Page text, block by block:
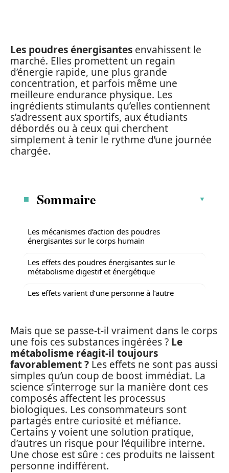
Les poudres énergisantes envahissent le
marché. Elles promettent un regain
d’énergie rapide, une plus grande
concentration, et parfois même une
meilleure endurance physique. Les
ingrédients stimulants qu’elles contiennent
s’adressent aux sportifs, aux étudiants
débordés ou à ceux qui cherchent
simplement à tenir le rythme d’une journée
chargée.
Sommaire
Les mécanismes d’action des poudres
énergisantes sur le corps humain
Les effets des poudres énergisantes sur le
métabolisme digestif et énergétique
Les effets varient d’une personne à l’autre
Mais que se passe-t-il vraiment dans le corps
une fois ces substances ingérées ? Le
métabolisme réagit-il toujours
favorablement ? Les effets ne sont pas aussi
simples qu’un coup de boost immédiat. La
science s’interroge sur la manière dont ces
composés affectent les processus
biologiques. Les consommateurs sont
partagés entre curiosité et méfiance.
Certains y voient une solution pratique,
d’autres un risque pour l’équilibre interne.
Une chose est sûre : ces produits ne laissent
personne indifférent.